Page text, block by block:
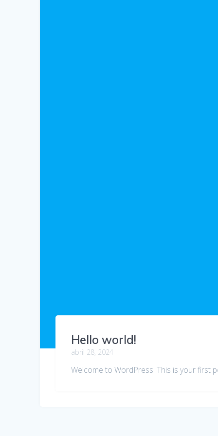
Hello world!
abril 28, 2024
Welcome to WordPress. This is your first